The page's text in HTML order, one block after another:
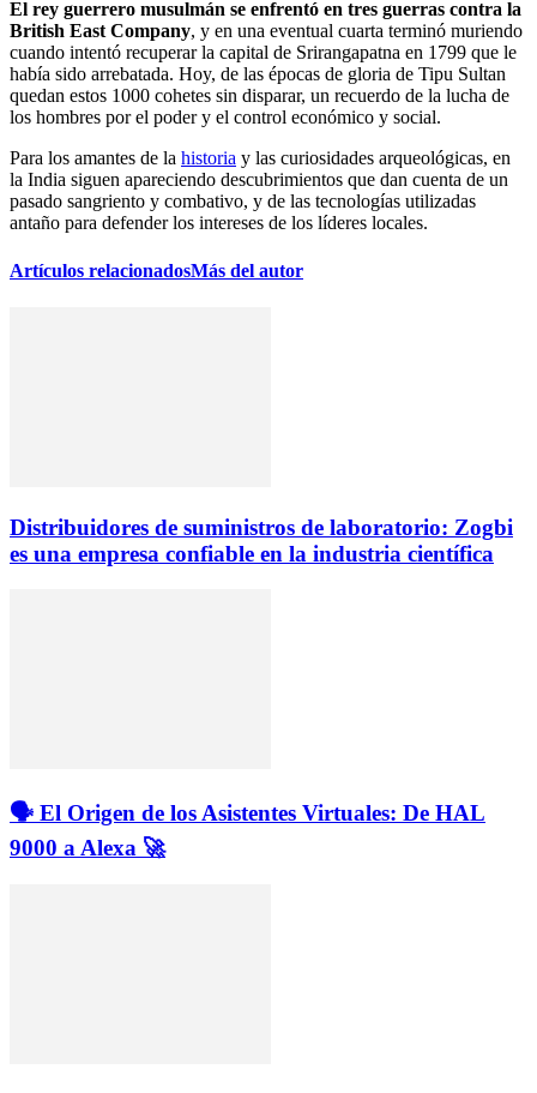
El rey guerrero musulmán se enfrentó en tres guerras contra la
British East Company, y en una eventual cuarta terminó muriendo
cuando intentó recuperar la capital de Srirangapatna en 1799 que le
había sido arrebatada. Hoy, de las épocas de gloria de Tipu Sultan
quedan estos 1000 cohetes sin disparar, un recuerdo de la lucha de
los hombres por el poder y el control económico y social.
Para los amantes de la historia y las curiosidades arqueológicas, en
la India siguen apareciendo descubrimientos que dan cuenta de un
pasado sangriento y combativo, y de las tecnologías utilizadas
antaño para defender los intereses de los líderes locales.
Artículos relacionadosMás del autor
Distribuidores de suministros de laboratorio: Zogbi
es una empresa confiable en la industria científica
🗣️ El Origen de los Asistentes Virtuales: De HAL
9000 a Alexa 🚀